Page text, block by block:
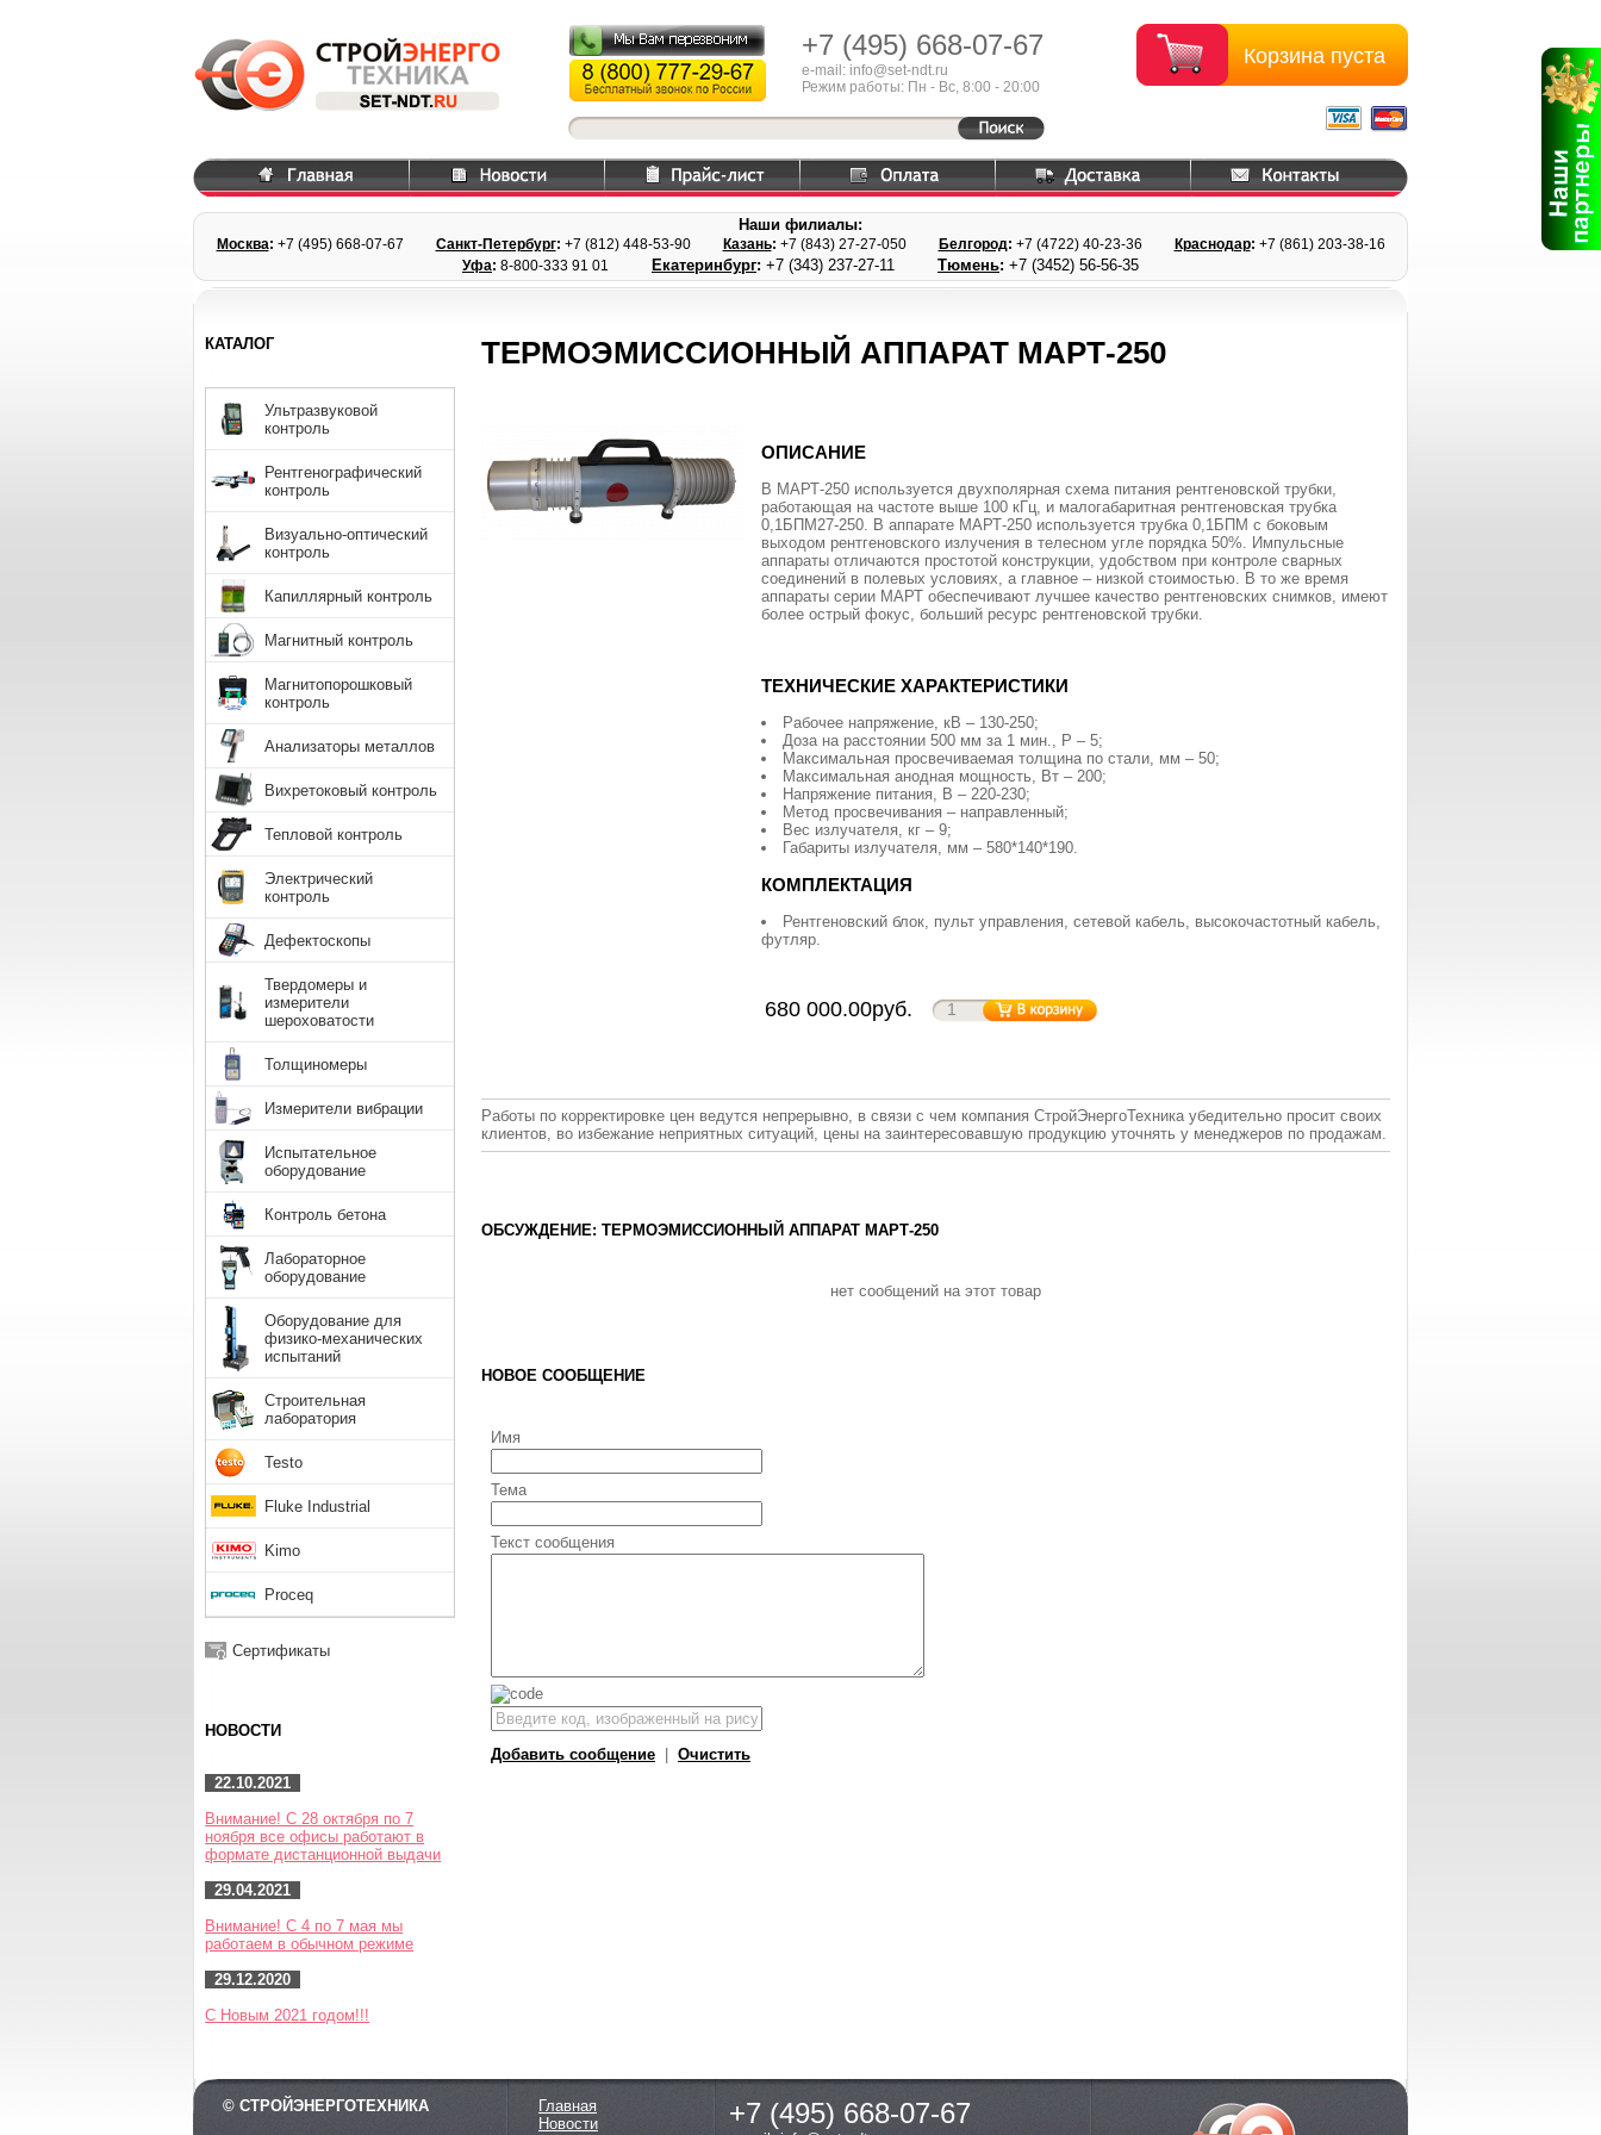
Корзина пуста
+7 (495) 668-07-67
e-mail: info@set-ndt.ru
Режим работы: Пн - Вс, 8:00 - 20:00
Наши филиалы:
Москва: +7 (495) 668-07-67 Санкт-Петербург: +7 (812) 448-53-90 Казань: +7 (843) 27-27-050 Белгород: +7 (4722) 40-23-36 Краснодар: +7 (861) 203-38-16
Уфа: 8-800-333 91 01 Екатеринбург: +7 (343) 237-27-11 Тюмень: +7 (3452) 56-56-35
ТЕРМОЭМИССИОННЫЙ АППАРАТ МАРТ-250
ОПИСАНИЕ
В МАРТ-250 используется двухполярная схема питания рентгеновской трубки,
работающая на частоте выше 100 кГц, и малогабаритная рентгеновская трубка
0,1БПМ27-250. В аппарате МАРТ-250 используется трубка 0,1БПМ с боковым
выходом рентгеновского излучения в телесном угле порядка 50%. Импульсные
аппараты отличаются простотой конструкции, удобством при контроле сварных
соединений в полевых условиях, а главное – низкой стоимостью. В то же время
аппараты серии МАРТ обеспечивают лучшее качество рентгеновских снимков, имеют
более острый фокус, больший ресурс рентгеновской трубки.
ТЕХНИЧЕСКИЕ ХАРАКТЕРИСТИКИ
Рабочее напряжение, кВ – 130-250;
Доза на расстоянии 500 мм за 1 мин., Р – 5;
Максимальная просвечиваемая толщина по стали, мм – 50;
Максимальная анодная мощность, Вт – 200;
Напряжение питания, В – 220-230;
Метод просвечивания – направленный;
Вес излучателя, кг – 9;
Габариты излучателя, мм – 580*140*190.
КОМПЛЕКТАЦИЯ
Рентгеновский блок, пульт управления, сетевой кабель, высокочастотный кабель,
футляр.
680 000.00руб.
Работы по корректировке цен ведутся непрерывно, в связи с чем компания СтройЭнергоТехника убедительно просит своих
клиентов, во избежание неприятных ситуаций, цены на заинтересовавшую продукцию уточнять у менеджеров по продажам.
ОБСУЖДЕНИЕ: ТЕРМОЭМИССИОННЫЙ АППАРАТ МАРТ-250
нет сообщений на этот товар
НОВОЕ СООБЩЕНИЕ
Имя
Тема
Текст сообщения
Добавить сообщение Очистить
КАТАЛОГ
Ультразвуковой
контроль
Рентгенографический
контроль
Визуально-оптический
контроль
Капиллярный контроль
Магнитный контроль
Магнитопорошковый
контроль
Анализаторы металлов
Вихретоковый контроль
Тепловой контроль
Электрический
контроль
Дефектоскопы
Твердомеры и
измерители
шероховатости
Толщиномеры
Измерители вибрации
Испытательное
оборудование
Контроль бетона
Лабораторное
оборудование
Оборудование для
физико-механических
испытаний
Строительная
лаборатория
Testo
Fluke Industrial
Kimo
Proceq
Сертификаты
НОВОСТИ
22.10.2021
Внимание! С 28 октября по 7
ноября все офисы работают в
формате дистанционной выдачи
29.04.2021
Внимание! С 4 по 7 мая мы
работаем в обычном режиме
29.12.2020
С Новым 2021 годом!!!
© СТРОЙЭНЕРГОТЕХНИКА
Главная
Новости
+7 (495) 668-07-67